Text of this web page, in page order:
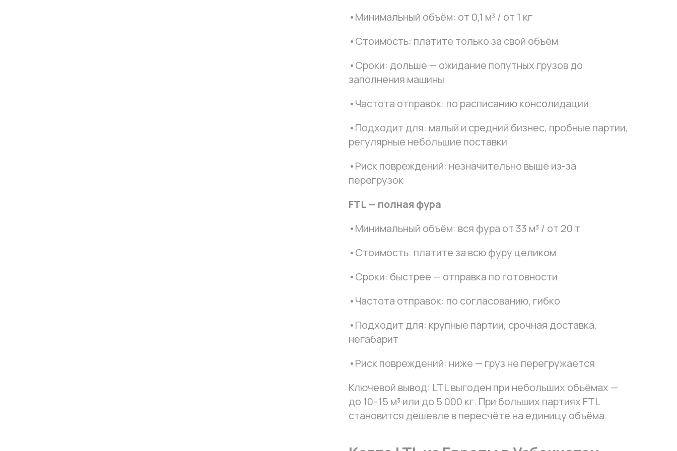
•Минимальный объём: от 0,1 м³ / от 1 кг
•Стоимость: платите только за свой объём
•Сроки: дольше — ожидание попутных грузов до
заполнения машины
•Частота отправок: по расписанию консолидации
•Подходит для: малый и средний бизнес, пробные партии,
регулярные небольшие поставки
•Риск повреждений: незначительно выше из-за
перегрузок
FTL — полная фура
•Минимальный объём: вся фура от 33 м³ / от 20 т
•Стоимость: платите за всю фуру целиком
•Сроки: быстрее — отправка по готовности
•Частота отправок: по согласованию, гибко
•Подходит для: крупные партии, срочная доставка,
негабарит
•Риск повреждений: ниже — груз не перегружается
Ключевой вывод: LTL выгоден при небольших объёмах —
до 10–15 м³ или до 5 000 кг. При больших партиях FTL
становится дешевле в пересчёте на единицу объёма.